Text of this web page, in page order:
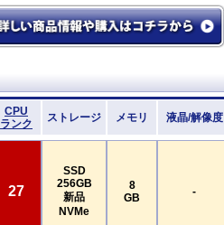
CPU
ランク
ストレージ メモリ 液晶/解像度
27
SSD
256GB
新品
NVMe
8
GB
-